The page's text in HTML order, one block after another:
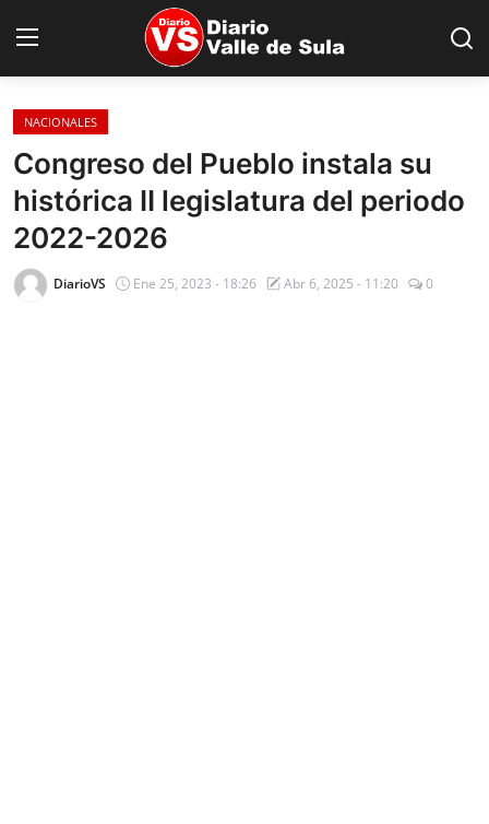
Inicio
Nacionales
Internacionales
Sucesos
NACIONALES
Congreso del Pueblo instala su
histórica II legislatura del periodo
2022-2026
DiarioVS Ene 25, 2023 - 18:26 Abr 6, 2025 - 11:20 0